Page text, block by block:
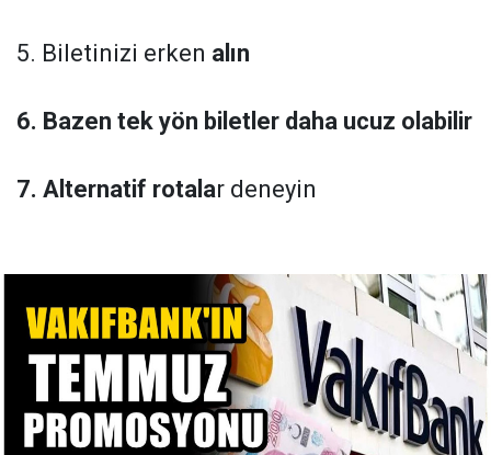
5. Biletinizi erken alın
6. Bazen tek yön biletler daha ucuz olabilir
7. Alternatif rotalar deneyin